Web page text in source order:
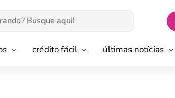
crédito fácil últimas notícias